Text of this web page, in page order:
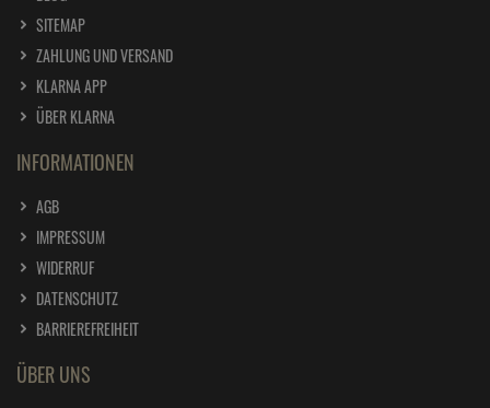
SITEMAP
ZAHLUNG UND VERSAND
KLARNA APP
ÜBER KLARNA
INFORMATIONEN
AGB
IMPRESSUM
WIDERRUF
DATENSCHUTZ
BARRIEREFREIHEIT
ÜBER UNS